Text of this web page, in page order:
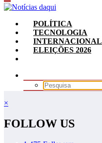
POLÍTICA
TECNOLOGIA
INTERNACIONAL
ELEIÇÕES 2026
×
FOLLOW US